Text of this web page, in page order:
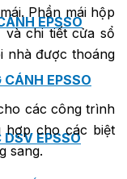
EPSSO
EPSSO
DSV EPSSO
Phần mái hộp
và chi tiết cửa sổ
nhà được thoáng
các công trình
hợp cho các biệt
sang.